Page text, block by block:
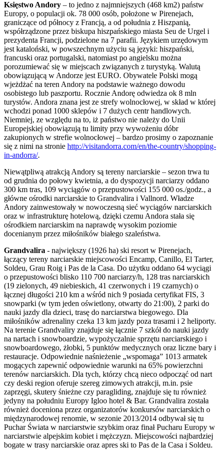
Księstwo Andory – to jedno z najmniejszych (468 km2) państw
Europy, o populacji ok. 78 000 osób, położone w Pirenejach,
graniczące od północy z Francją, a od południa z Hiszpanią,
współrządzone przez biskupa hiszpańskiego miasta Seu de Urgel i
prezydenta Francji, podzielone na 7 parafii. Językiem urzędowym
jest kataloński, w powszechnym użyciu są języki: hiszpański,
francuski oraz portugalski, natomiast po angielsku można
porozumiewać się w miejscach związanych z turystyką. Walutą
obowiązującą w Andorze jest EURO. Obywatele Polski mogą
wjeżdżać na teren Andory na podstawie ważnego dowodu
osobistego lub paszportu. Rocznie Andorę odwiedza ok 8 mln
turystów. Andora znana jest ze strefy wolnocłowej, w skład w której
wchodzi ponad 1000 sklepów i 7 dużych centr handlowych.
Niemniej, ze względu na to, iż państwo nie należy do Unii
Europejskiej obowiązują tu limity przy wywożeniu dóbr
zakupionych w strefie wolnocłowej – bardzo prosimy o zapoznanie
się z nimi na stronie http://visitandorra.com/en/the-country/shopping-
in-andorra/.
Niewątpliwą atrakcją Andory są tereny narciarskie – sezon trwa tu
od grudnia do połowy kwietnia, a do dyspozycji narciarzy oddano
300 km tras, 109 wyciągów o przepustowości 155 000 os./godz., a
główne ośrodki narciarskie to Grandvalira i Vallnord. Władze
Andory zainwestowały w nowoczesną sieć wyciągów narciarskich
oraz w infrastrukturę hotelową, dzięki czemu Andora stała się
ośrodkiem narciarskim na naprawdę wysokim poziomie
docenianym przez miłośników białego szaleństwa.
Grandvalira - największy (1926 ha) ski resort w Pirenejach,
łączący tereny narciarskie miejscowości Encamp, Canillo, El Tarter,
Soldeu, Grau Roig i Pas de la Casa. Do użytku oddano 64 wyciągi
o przepustowości blisko 110 700 narciarzy/h, 128 tras narciarskich
(19 zielonych, 49 niebieskich, 41 czerwonych i 19 czarnych) o
łącznej długości 210 km a wśród nich 9 posiada certyfikat FIS, 3
snowparki (w tym jeden oświetlony, otwarty do 21:00), 2 parki do
nauki jazdy dla dzieci, trasę do narciarstwa biegowego. Dla
miłośników adrenaliny czeka 13 km jazdy poza trasami i 2 heliporty.
Na terenie Grandvaliry znajduje się łącznie 7 szkół do nauki jazdy
na nartach i snowboardzie, wypożyczalnie sprzętu narciarskiego i
snowboardowego, żłobki, 5 punktów medycznych oraz liczne bary i
restauracje. Odpowiednie naśnieżenie „wspomaga” 1013 armatek
mogących zapewnić odpowiednie warunki na 65% powierzchni
terenów narciarskich. Dla tych, którzy chcą nieco odpocząć od nart
czy deski region oferuje szereg zimowych atrakcji, m.in. psie
zaprzęgi, skutery śnieżne czy paragliding, znajduje się tu również
jedyny na południu Europy Igloo hotel & Bar. Grandvalira została
również doceniona przez organizatorów konkursów narciarskich o
międzynarodowej renomie, w sezonie 2013/2014 odbywał się tu
Puchar Świata w narciarstwie szybkim oraz finał Pucharu Europy w
narciarstwie alpejskim kobiet i mężczyzn. Miejscowości najbardziej
bogate w trasy narciarskie oraz apres ski to Pas de la Casa i Soldeu.